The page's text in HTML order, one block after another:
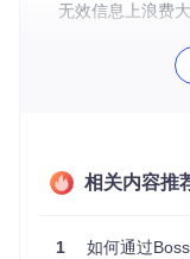
无效信息上浪费大
二、技术破局
插件内置四大招聘
析和CSS选择器定
式。
相关内容推
1 如何通过